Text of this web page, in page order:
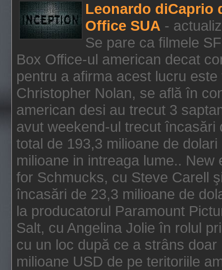
Leonardo diCaprio
Office SUA -
Se pare ca filmele
Box Office-ul american decat
pentru a afirma acest lucru
Christopher Nolan, se află în
american desi au trecut 3
avut weekend-ul trecut încasări
total de 193,3 milioane de
milioane in intreaga lume..
for Schmucks, cu Steve Carell
încasări de 23,3 milioane de
la producatorul Paramount
Salt, cu Angelina Jolie în rolul
cu un loc după ce a strâns
milioane USD de pe teritoriile